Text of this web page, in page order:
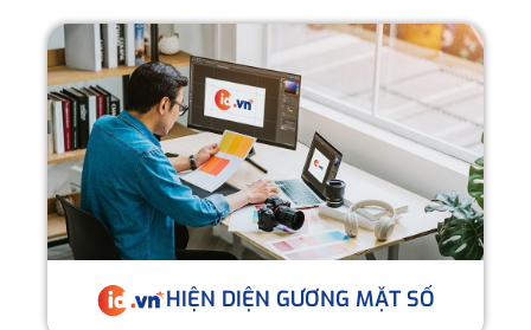
HIỆN DIỆN GƯƠNG MẶT SỐ